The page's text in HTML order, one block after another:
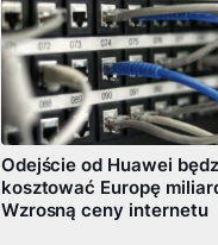
Odejście od Huawei
kosztować Europę
Wzrosną ceny internetu